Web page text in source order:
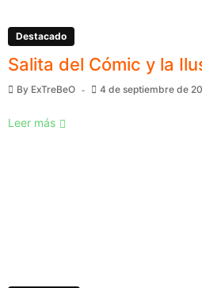
Destacado
Salita del Cómic y la
By ExTreBeO 4 de septiembre de
Leer más